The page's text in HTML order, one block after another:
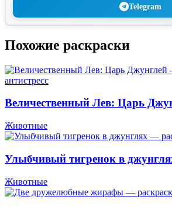
Telegram
Похожие раскраски
Величественный Лев: Царь
Животные
Улыбчивый тигренок в
Животные